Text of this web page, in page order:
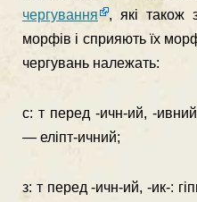
чергування
, які також
морфів і сприяють їх
чергувань належать:
с: т перед -ичн-ий, -
— еліпт-ичний;
з: т перед -ичн-ий, -ик-: